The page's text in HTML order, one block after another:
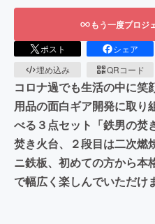
もう一度プロジ
ポスト シェア
埋め込み
QRコード
コロナ過でも生活の中に笑
用品の面白ギア開発に取り
べる３点セット「鉄男の焚
焚き火台、２段目は二次燃
ニ鉄板、初めての方から
で幅広く楽しんでいただけ